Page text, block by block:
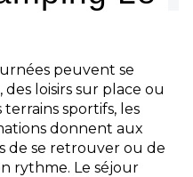
peuvent se
loisirs sur place ou
terrains sportifs, les
donnent aux
de se retrouver ou de
rythme. Le séjour